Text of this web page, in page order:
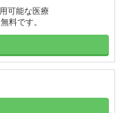
可能な医療
料です。